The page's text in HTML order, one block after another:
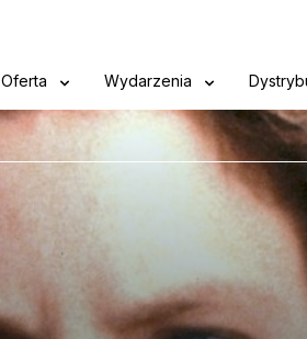
Oferta Wydarzenia